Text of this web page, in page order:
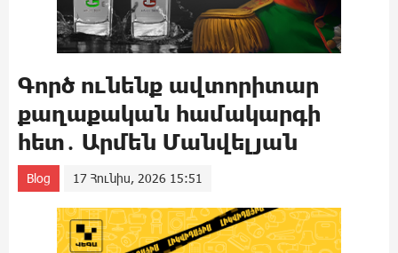
Գործ ունենք ավտորիտար
քաղաքական համակարգի
հետ․ Արմեն Մանվելյան
Blog 17 Հունիս, 2026 15:51